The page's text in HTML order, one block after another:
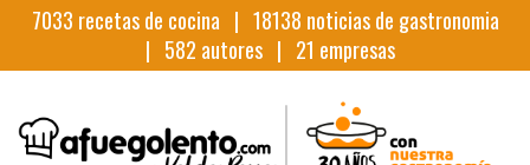
7033 recetas de cocina | 18138 noticias de gastronomia
| 582 autores | 21 empresas